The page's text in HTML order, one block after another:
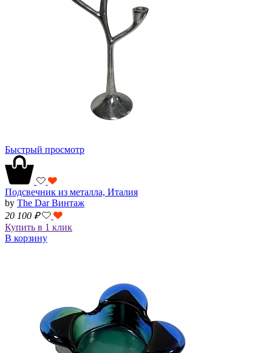
Быстрый просмотр
Подсвечник из металла, Италия
by The Dar Винтаж
20 100 ₽
Купить в 1 клик
В корзину